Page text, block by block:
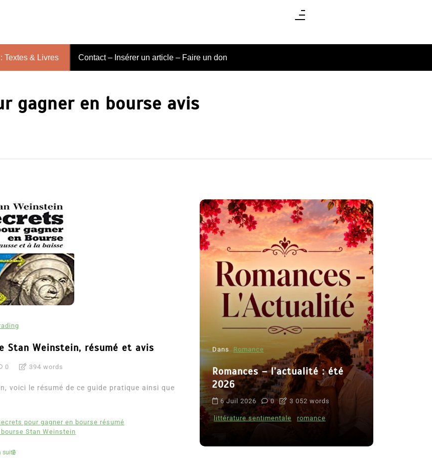
Textes & Livres Contact – Insérer un article – Faire un don
gagner en bourse avis
Stan Weinstein, résumé et avis
0 394 words
voici le résumé de ce guide pratique ainsi que
pour gagner en bourse résumé
Stan Weinstein
suite
8 Juil 2026 0 4 779 words
Dans Romance
Romances – l’actualité : été
2026
6 Juil 2026 0 3 052 words
littérature sentimentale romance